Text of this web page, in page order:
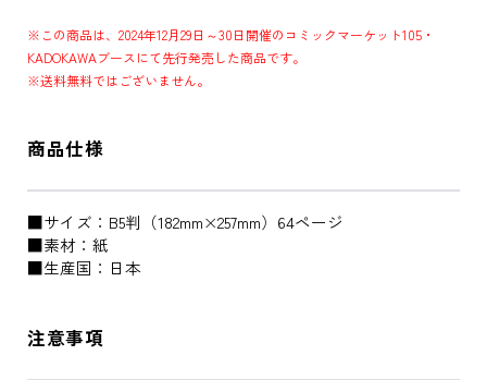
※この商品は、2024年12月29日～30日開催のコミックマーケット105・
KADOKAWAブースにて先行発売した商品です。
※送料無料ではございません。
商品仕様
■サイズ：B5判（182mm×257mm）64ページ
■素材：紙
■生産国：日本
注意事項